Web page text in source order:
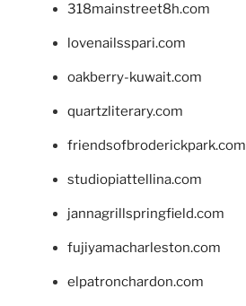
318mainstreet8h.com
lovenailsspari.com
oakberry-kuwait.com
quartzliterary.com
friendsofbroderickpark.com
studiopiattellina.com
jannagrillspringfield.com
fujiyamacharleston.com
elpatronchardon.com